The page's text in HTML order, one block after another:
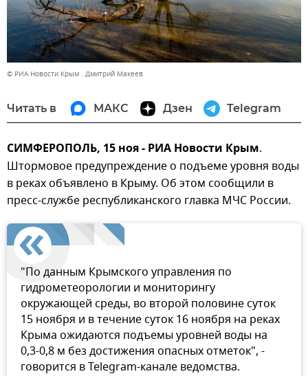
© РИА Новости Крым . Дмитрий Макеев
Читать в МАКС Дзен Telegram
СИМФЕРОПОЛЬ, 15 ноя - РИА Новости Крым.
Штормовое предупреждение о подъеме уровня воды
в реках объявлено в Крыму. Об этом сообщили в
пресс-службе республиканского главка МЧС России.
"По данным Крымского управления по
гидрометеорологии и мониторингу
окружающей среды, во второй половине суток
15 ноября и в течение суток 16 ноября на реках
Крыма ожидаются подъемы уровней воды на
0,3-0,8 м без достижения опасных отметок", -
говорится в Telegram-канале ведомства.